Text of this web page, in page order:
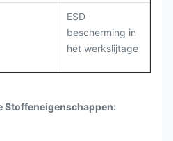
ESD
bescherming in
het werkslijtage
Stoffeneigenschappen: